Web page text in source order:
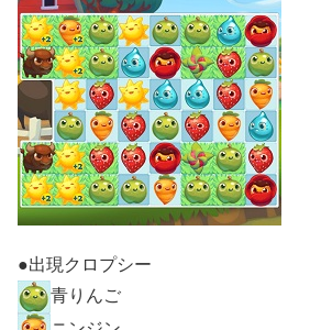
●出現クロプシー
青りんご